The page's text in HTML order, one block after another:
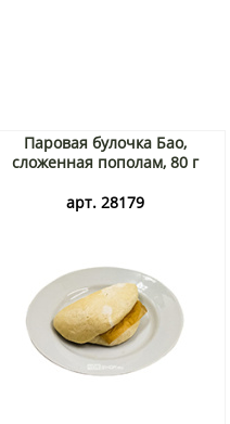
Паровая булочка Бао,
сложенная пополам, 80 г
арт. 28179